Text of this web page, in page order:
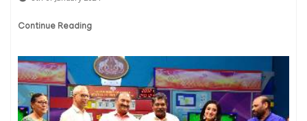
Continue Reading